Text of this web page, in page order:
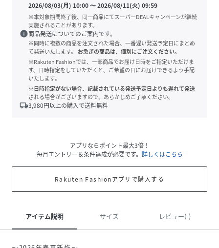
2026/08/03(月) 10:00〜2026/08/11(火) 09:59
※本対象期間終了後、同一商品にてスーパーDEALキャンペーンが継続
実施されることがあります。
info商品発送についてのご案内です。
※同時に複数の商品を注文された場合、一番遅い発送予定日にまとめ
て発送いたします。
お急ぎの商品は、個別にご注文ください。
※Rakuten Fashionでは、一部商品でお届け日時をご指定いただけま
す。日時指定をしていただくと、ご希望の日にお届けできるよう手配
いたします。
※日時指定がない場合、記載されている発送予定日よりも遅れて発送
される場合がございますので、あらかじめご了承ください。
local_shipping3,980円以上の購入で送料無料
アプリならポイント最大3倍！
毎月エントリー＆条件達成が必要です。 詳しくはこちら
Rakuten Fashionアプリで購入する
アイテム説明 サイズ レビュー(-)